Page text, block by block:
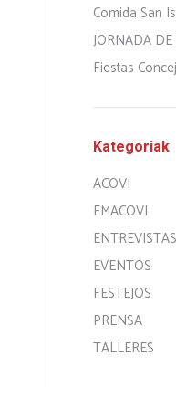
Comida San
JORNADA
Fiestas
Kategoriak
ACOVI
EMACOVI
ENTREVISTAS
EVENTOS
FESTEJOS
PRENSA
TALLERES